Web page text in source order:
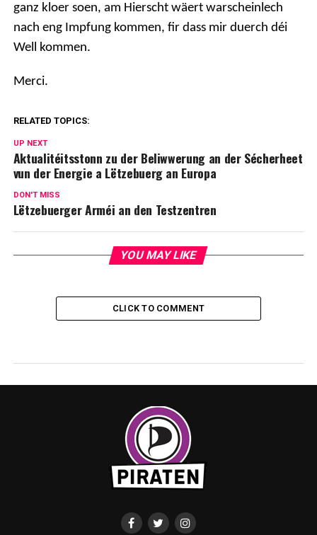
ganz kloer soen, am Hierscht wäert warscheinlech
nach eng Impfung kommen, fir dass mir duerch déi
Well kommen.
Merci.
RELATED TOPICS:
UP NEXT
Aktualitéitsstonn zu der Beliwwerung an der Sécherheet
vun der Energie a Lëtzebuerg an Europa
DON'T MISS
Lëtzebuerger Arméi an den Testzentren
YOU MAY LIKE
CLICK TO COMMENT